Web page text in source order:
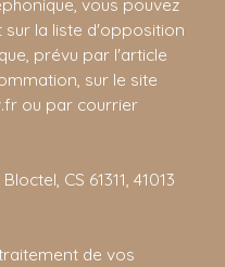
vous pouvez
la liste d'opposition
prévu par l'article
sur le site
ou par courrier
CS 61311, 41013
de vos